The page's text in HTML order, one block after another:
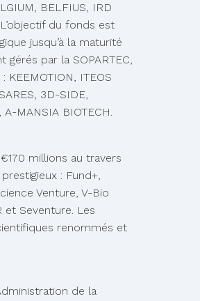
BELFIUS, IRD
L’objectif du fonds est
jusqu’à la maturité
par la SOPARTEC,
ITEOS
3D-SIDE,
A-MANSIA BIOTECH.
millions au travers
: Fund+,
Venture, V-Bio
et Seventure. Les
renommés et
de la